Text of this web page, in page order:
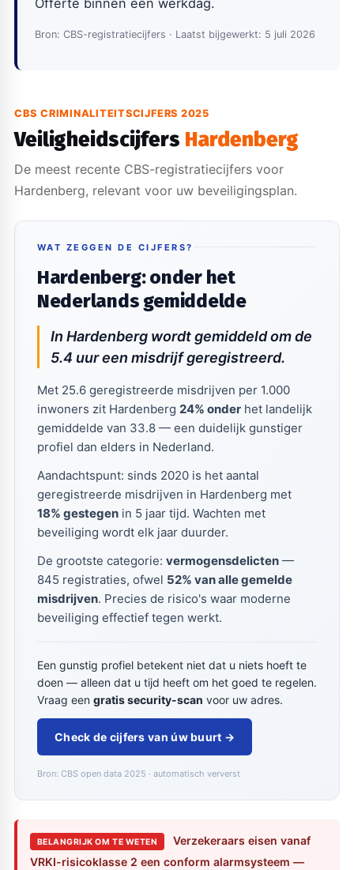
Offerte binnen één werkdag.
Bron: CBS-registratiecijfers · Laatst bijgewerkt: 5 juli 2026
CBS CRIMINALITEITSCIJFERS 2025
Veiligheidscijfers Hardenberg
De meest recente CBS-registratiecijfers voor
Hardenberg, relevant voor uw beveiligingsplan.
WAT ZEGGEN DE CIJFERS?
Hardenberg: onder het
Nederlands gemiddelde
In Hardenberg wordt gemiddeld om de
5.4 uur een misdrijf geregistreerd.
Met 25.6 geregistreerde misdrijven per 1.000
inwoners zit Hardenberg 24% onderhet landelijk
gemiddelde van 33.8 — een duidelijk gunstiger
profiel dan elders in Nederland.
Aandachtspunt: sinds 2020 is het aantal
geregistreerde misdrijven in Hardenberg met
18% gestegenin 5 jaar tijd. Wachten met
beveiliging wordt elk jaar duurder.
De grootste categorie: vermogensdelicten—
845 registraties, ofwel 52% van alle gemelde
misdrijven. Precies de risico's waar moderne
beveiliging effectief tegen werkt.
Een gunstig profiel betekent niet dat u niets hoeft te
doen — alleen dat u tijd heeft om het goed te regelen.
Vraag een gratis security-scan voor uw adres.
Check de cijfers van úw buurt →
Bron: CBS open data 2025 · automatisch ververst
BELANGRIJK OM TE WETEN
Verzekeraars eisen vanaf
VRKI-risicoklasse 2 een conform alarmsysteem —